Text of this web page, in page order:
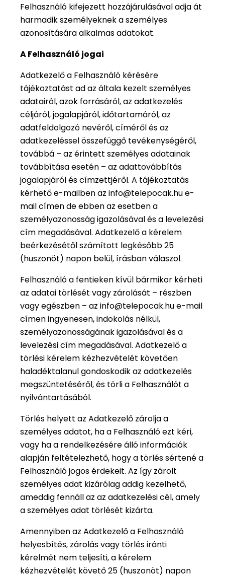
Felhasználó kifejezett hozzájárulásával adja át
harmadik személyeknek a személyes
azonosítására alkalmas adatokat.
A Felhasználó jogai
Adatkezelő a Felhasználó kérésére
tájékoztatást ad az általa kezelt személyes
adatairól, azok forrásáról, az adatkezelés
céljáról, jogalapjáról, időtartamáról, az
adatfeldolgozó nevéről, címéről és az
adatkezeléssel összefüggő tevékenységéről,
továbbá – az érintett személyes adatainak
továbbítása esetén – az adattovábbítás
jogalapjáról és címzettjéről. A tájékoztatás
kérhető e-mailben az info@telepocak.hu e-
mail címen de ebben az esetben a
személyazonosság igazolásával és a levelezési
cím megadásával. Adatkezelő a kérelem
beérkezésétől számított legkésőbb 25
(huszonöt) napon belül, írásban válaszol.
Felhasználó a fentieken kívül bármikor kérheti
az adatai törlését vagy zárolását – részben
vagy egészben – az info@telepocak.hu e-mail
címen ingyenesen, indokolás nélkül,
személyazonosságának igazolásával és a
levelezési cím megadásával. Adatkezelő a
törlési kérelem kézhezvételét követően
haladéktalanul gondoskodik az adatkezelés
megszüntetéséről, és törli a Felhasználót a
nyilvántartásából.
Törlés helyett az Adatkezelő zárolja a
személyes adatot, ha a Felhasználó ezt kéri,
vagy ha a rendelkezésére álló információk
alapján feltételezhető, hogy a törlés sértené a
Felhasználó jogos érdekeit. Az így zárolt
személyes adat kizárólag addig kezelhető,
ameddig fennáll az az adatkezelési cél, amely
a személyes adat törlését kizárta.
Amennyiben az Adatkezelő a Felhasználó
helyesbítés, zárolás vagy törlés iránti
kérelmét nem teljesíti, a kérelem
kézhezvételét követő 25 (huszonöt) napon